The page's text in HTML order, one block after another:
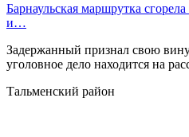
Барнаульская маршрутка
и…
Задержанный признал свою
уголовное дело находится на
Тальменский район